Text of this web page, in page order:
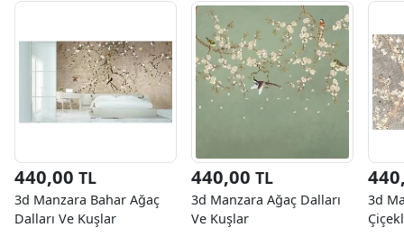
440,00 TL
3d Manzara Bahar Ağaç
Dalları Ve Kuşlar
440,00 TL
3d Manzara Ağaç Dalları
Ve Kuşlar
3d